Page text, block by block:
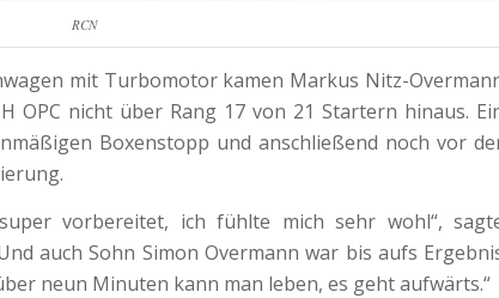
RCN
mit Turbomotor kamen Markus Nitz-
OPC nicht über Rang 17 von 21 Startern hinaus.
Boxenstopp und anschließend noch vor
vorbereitet, ich fühlte mich sehr wohl“,
auch Sohn Simon Overmann war bis aufs
neun Minuten kann man leben, es geht aufwärts.“